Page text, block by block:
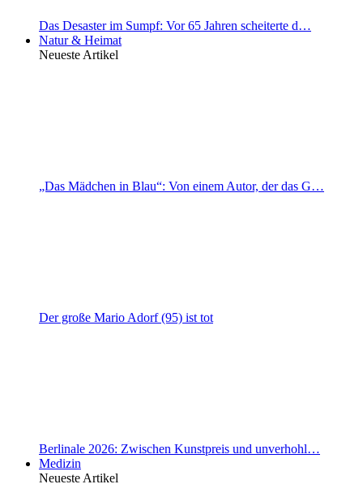
Das Desaster im Sumpf: Vor 65 Jahren scheiterte d…
Natur & Heimat
Neueste Artikel
„Das Mädchen in Blau“: Von einem Autor, der das G…
Der große Mario Adorf (95) ist tot
Berlinale 2026: Zwischen Kunstpreis und unverhohl…
Medizin
Neueste Artikel